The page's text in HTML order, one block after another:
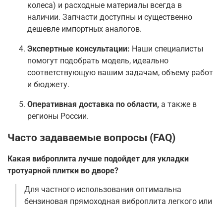
колеса) и расходные материалы всегда в
наличии. Запчасти доступны и существенно
дешевле импортных аналогов.
Экспертные консультации: Наши специалисты
помогут подобрать модель, идеально
соответствующую вашим задачам, объему работ
и бюджету.
Оперативная доставка по области, а также в
регионы России.
Часто задаваемые вопросы (FAQ)
Какая виброплита лучше подойдет для укладки
тротуарной плитки во дворе?
Для частного использования оптимальна
бензиновая прямоходная виброплита легкого или